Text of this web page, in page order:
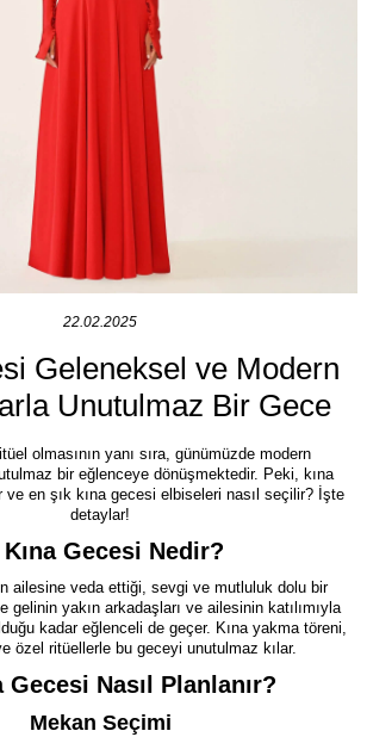
22.02.2025
Geleneksel ve Modern
Unutulmaz Bir Gece
olmasının yanı sıra, günümüzde modern
bir eğlenceye dönüşmektedir. Peki, kına
ve en şık kına gecesi elbiseleri nasıl seçilir? İşte
detaylar!
Kına Gecesi Nedir?
ailesine veda ettiği, sevgi ve mutluluk dolu bir
gelinin yakın arkadaşları ve ailesinin katılımıyla
kadar eğlenceli de geçer. Kına yakma töreni,
özel ritüellerle bu geceyi unutulmaz kılar.
Gecesi Nasıl Planlanır?
Mekan Seçimi